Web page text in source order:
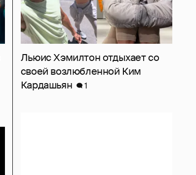
Льюис Хэмилтон отдыхает со
своей возлюбленной Ким
Кардашьян
1